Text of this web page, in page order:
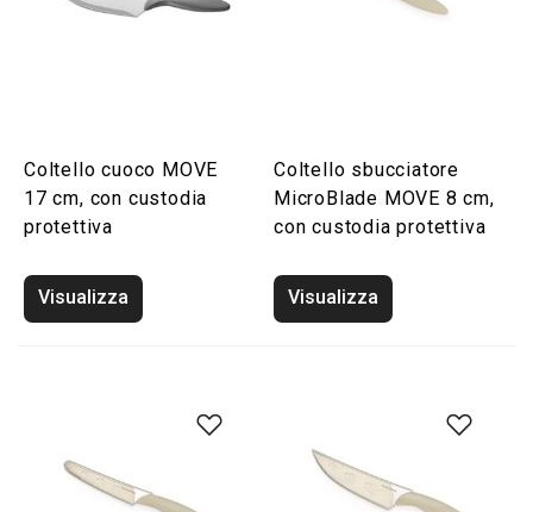
Coltello cuoco MOVE
17 cm, con custodia
protettiva
Visualizza
Coltello sbucciatore
MicroBlade MOVE 8 cm,
con custodia protettiva
Visualizza